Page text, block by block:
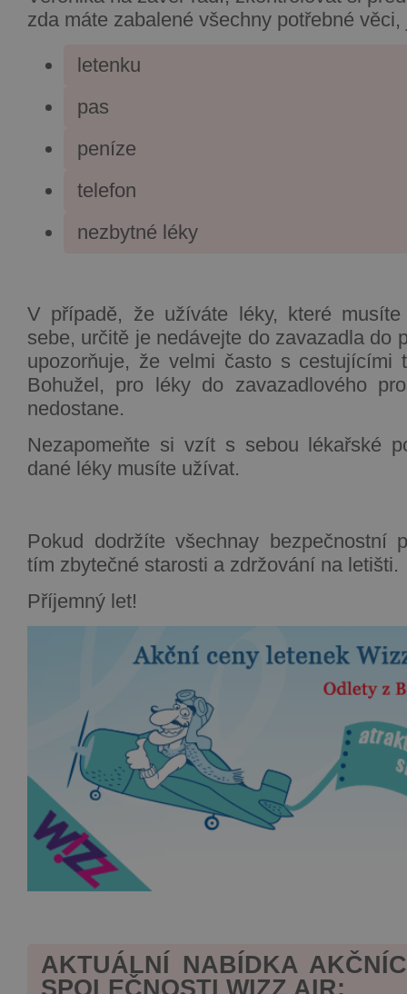
zda máte zabalené všechny potřebné věci,
letenku
pas
peníze
telefon
nezbytné léky
V případě, že užíváte léky, které
sebe, určitě je nedávejte do zavazadla do
upozorňuje, že velmi často s cestujícími
Bohužel, pro léky do zavazadlového
nedostane.
Nezapomeňte si vzít s sebou lékařské
dané léky musíte užívat.
Pokud dodržíte všechnay bezpečnostní
tím zbytečné starosti a zdržování na letišti.
Příjemný let!
AKTUÁLNÍ NABÍDKA
SPOLEČNOSTI WIZZ AIR: